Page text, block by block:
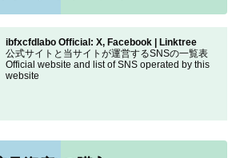
ibfxcfdlabo Official: X, Facebook | Linktree
公式サイトと当サイトが運営するSNSの一覧表
Official website and list of SNS operated by this
website